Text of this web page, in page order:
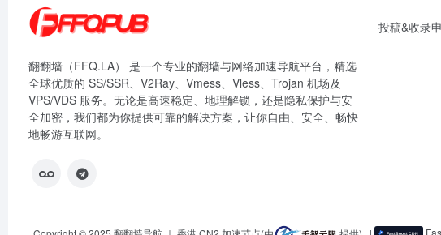
翻翻墙（FFQ.LA） 是一个专业的翻墙与网络加速导航平台，精选
全球优质的 SS/SSR、V2Ray、Vmess、Vless、Trojan 机场及
VPS/VDS 服务。无论是高速稳定、地理解锁，还是隐私保护与安
全加密，我们都为你提供可靠的解决方案，让你自由、安全、畅快
地畅游互联网。
投稿&收录